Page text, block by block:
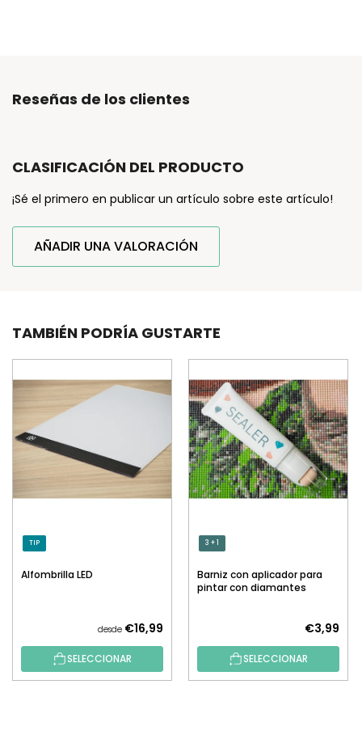
Reseñas de los clientes
CLASIFICACIÓN DEL PRODUCTO
¡Sé el primero en publicar un artículo sobre este artículo!
AÑADIR UNA VALORACIÓN
TAMBIÉN PODRÍA GUSTARTE
TIP
Alfombrilla LED
desde €16,99
SELECCIONAR
3 + 1
Barniz con aplicador para
pintar con diamantes
€3,99
SELECCIONAR